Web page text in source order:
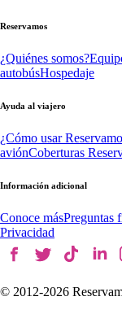
Reservamos
¿Quiénes somos?
autobúsHospedaje
Ayuda al viajero
¿Cómo usar
aviónCoberturas
Información adicional
Conoce másPreguntas
Privacidad
© 2012-2026